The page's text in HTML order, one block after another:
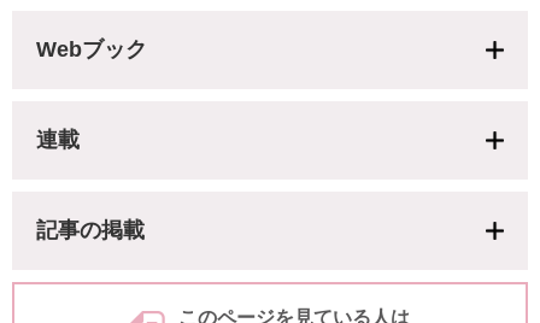
Webブック
連載
記事の掲載
このページを見ている人は